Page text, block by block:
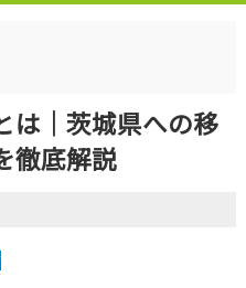
は｜茨城県への移
徹底解説